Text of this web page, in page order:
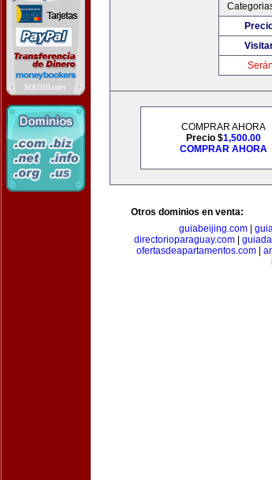
COMPRAR AHORA
Precio $1,500.00
COMPRAR AHORA
Otros dominios en venta:
guiabeijing.com
directorioparaguay.com|
ofertasdeapartamentos.com